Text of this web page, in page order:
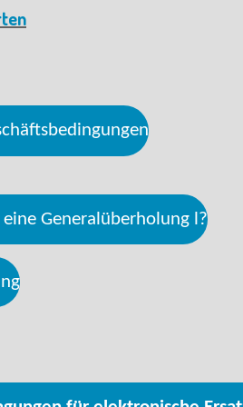
Generalüberholung l?